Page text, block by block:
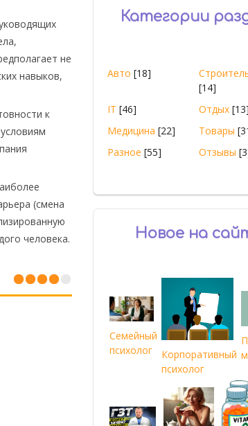
не
навыков,
к
(смена
человека.
Категории
Авто [18]
[14]
IT [46] Отдых [13]
Медицина [22] Товары
Разное [55] Отзывы
Новое на
Семейный
психолог
Корпоративный
психолог